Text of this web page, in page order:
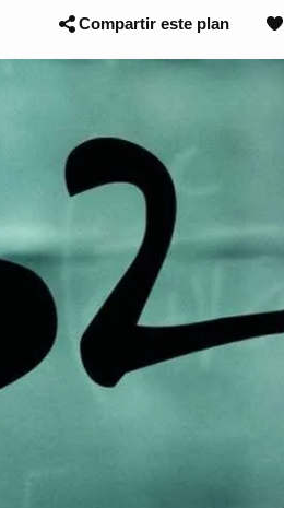
Compartir este plan